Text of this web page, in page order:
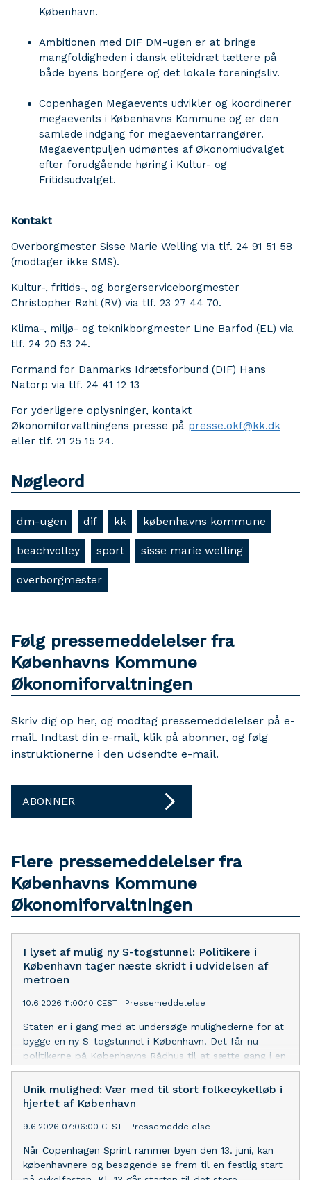
København.
Ambitionen med DIF DM-ugen er at bringe
mangfoldigheden i dansk eliteidræt tættere på
både byens borgere og det lokale foreningsliv.
Copenhagen Megaevents udvikler og koordinerer
megaevents i Københavns Kommune og er den
samlede indgang for megaeventarrangører.
Megaeventpuljen udmøntes af Økonomiudvalget
efter forudgående høring i Kultur- og
Fritidsudvalget.
Kontakt
Overborgmester Sisse Marie Welling via tlf. 24 91 51 58
(modtager ikke SMS).
Kultur-, fritids-, og borgerserviceborgmester
Christopher Røhl (RV) via tlf. 23 27 44 70.
Klima-, miljø- og teknikborgmester Line Barfod (EL) via
tlf. 24 20 53 24.
Formand for Danmarks Idrætsforbund (DIF) Hans
Natorp via tlf. 24 41 12 13
For yderligere oplysninger, kontakt
Økonomiforvaltningens presse på presse.okf@kk.dk
eller tlf. 21 25 15 24.
Nøgleord
dm-ugen dif kk københavns kommune
beachvolley sport sisse marie welling
overborgmester
Følg pressemeddelelser fra
Københavns Kommune
Økonomiforvaltningen
Skriv dig op her, og modtag pressemeddelelser på e-
mail. Indtast din e-mail, klik på abonner, og følg
instruktionerne i den udsendte e-mail.
ABONNER
Flere pressemeddelelser fra
Københavns Kommune
Økonomiforvaltningen
I lyset af mulig ny S-togstunnel: Politikere i
København tager næste skridt i udvidelsen af
metroen
10.6.2026 11:00:10 CEST Pressemeddelelse
Staten er i gang med at undersøge mulighederne for at
bygge en ny S-togstunnel i København. Det får nu
politikerne på Københavns Rådhus til at sætte gang i en
analyse af, hvordan en udvidelse af metroen kan se ud,
hvis S-togstunnellen realiseres.
Unik mulighed: Vær med til stort folkecykelløb i
hjertet af København
9.6.2026 07:06:00 CEST Pressemeddelelse
Når Copenhagen Sprint rammer byen den 13. juni, kan
københavnere og besøgende se frem til en festlig start